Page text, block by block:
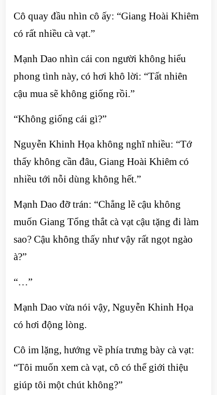
Cô quay đầu nhìn cô ấy: “Giang Hoài Khiêm
có rất nhiều cà vạt.”
Mạnh Dao nhìn cái con người không hiểu
phong tình này, có hơi khô lời: “Tất nhiên
cậu mua sẽ không giống rồi.”
“Không giống cái gì?”
Nguyễn Khinh Họa không nghĩ nhiều: “Tớ
thấy không cần đâu, Giang Hoài Khiêm có
nhiều tới nỗi dùng không hết.”
Mạnh Dao đỡ trán: “Chẳng lẽ cậu không
muốn Giang Tổng thắt cà vạt cậu tặng đi làm
sao? Cậu không thấy như vậy rất ngọt ngào
à?”
“…”
Mạnh Dao vừa nói vậy, Nguyễn Khinh Họa
có hơi động lòng.
Cô im lặng, hướng về phía trưng bày cà vạt:
“Tôi muốn xem cà vạt, cô có thể giới thiệu
giúp tôi một chút không?”